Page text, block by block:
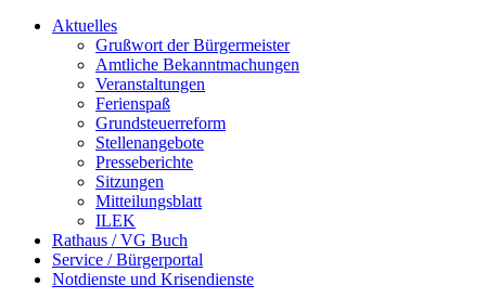
Aktuelles
Grußwort der Bürgermeister
Amtliche Bekanntmachungen
Veranstaltungen
Ferienspaß
Grundsteuerreform
Stellenangebote
Presseberichte
Sitzungen
Mitteilungsblatt
ILEK
Rathaus / VG Buch
Service / Bürgerportal
Notdienste und Krisendienste